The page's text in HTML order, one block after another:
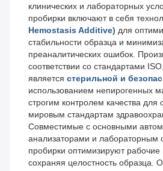
клинических и лабораторных
пробирки включают в себя
Hemostasis Additive) для
стабильности образца и
преаналитических ошибок.
соответствии со стандартами
является стерильной и
использованием непирогенных
строгим контролем качества для
мировым стандартам
Совместимые с основными
анализаторами и лабораторным
пробирки оптимизируют рабочие
сохраняя целостность образца.